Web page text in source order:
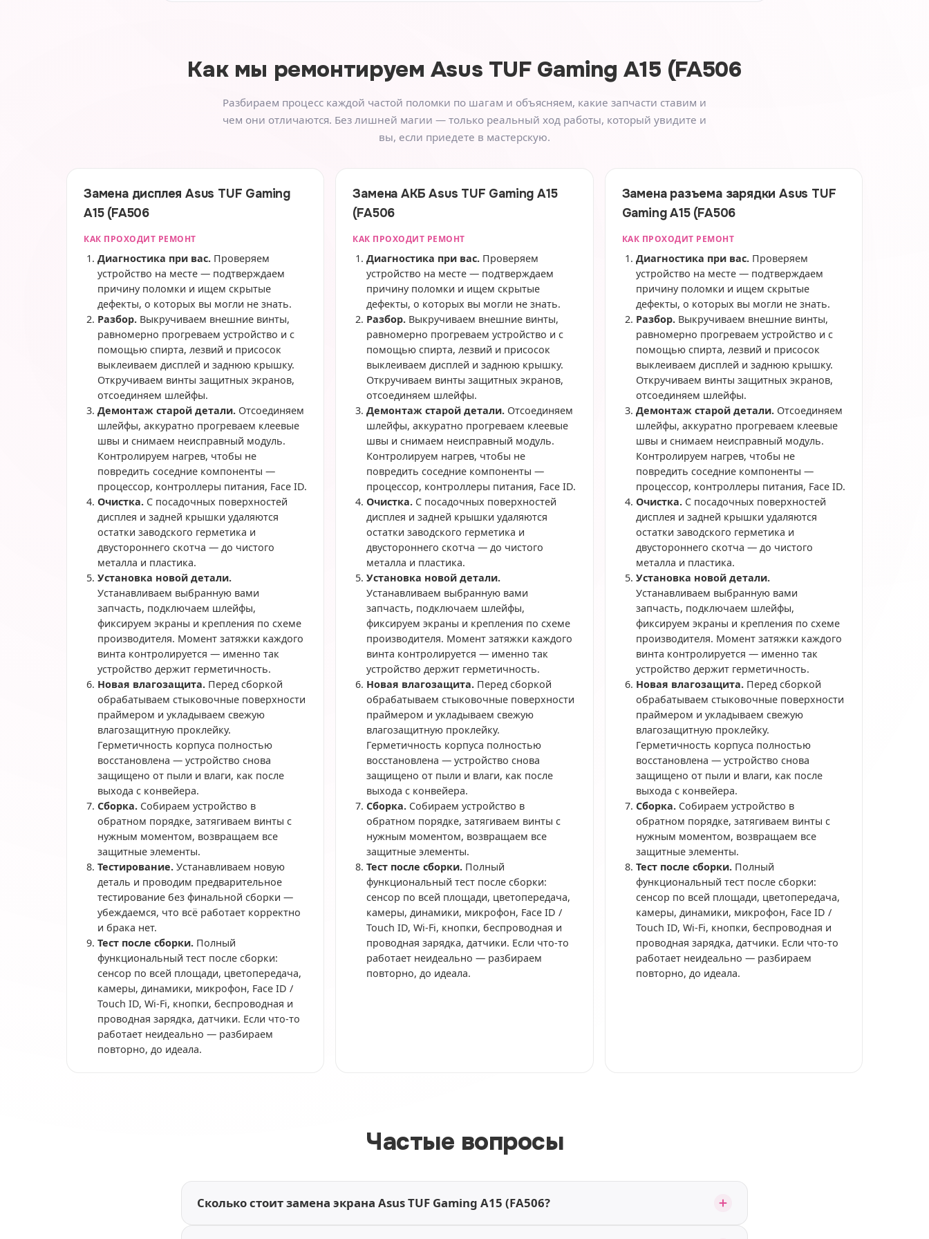
Как мы ремонтируем Asus TUF Gaming A15 (FA506
Разбираем процесс каждой частой поломки по шагам и объясняем, какие запчасти ставим и
чем они отличаются. Без лишней магии — только реальный ход работы, который увидите и
вы, если приедете в мастерскую.
Замена дисплея Asus TUF Gaming
A15 (FA506
КАК ПРОХОДИТ РЕМОНТ
Диагностика при вас. Проверяем
устройство на месте — подтверждаем
причину поломки и ищем скрытые
дефекты, о которых вы могли не знать.
Разбор. Выкручиваем внешние винты,
равномерно прогреваем устройство и с
помощью спирта, лезвий и присосок
выклеиваем дисплей и заднюю крышку.
Откручиваем винты защитных экранов,
отсоединяем шлейфы.
Демонтаж старой детали. Отсоединяем
шлейфы, аккуратно прогреваем клеевые
швы и снимаем неисправный модуль.
Контролируем нагрев, чтобы не
повредить соседние компоненты —
процессор, контроллеры питания, Face ID.
Очистка. С посадочных поверхностей
дисплея и задней крышки удаляются
остатки заводского герметика и
двустороннего скотча — до чистого
металла и пластика.
Установка новой детали.
Устанавливаем выбранную вами
запчасть, подключаем шлейфы,
фиксируем экраны и крепления по схеме
производителя. Момент затяжки каждого
винта контролируется — именно так
устройство держит герметичность.
Новая влагозащита. Перед сборкой
обрабатываем стыковочные поверхности
праймером и укладываем свежую
влагозащитную проклейку.
Герметичность корпуса полностью
восстановлена — устройство снова
защищено от пыли и влаги, как после
выхода с конвейера.
Сборка. Собираем устройство в
обратном порядке, затягиваем винты с
нужным моментом, возвращаем все
защитные элементы.
Тестирование. Устанавливаем новую
деталь и проводим предварительное
тестирование без финальной сборки —
убеждаемся, что всё работает корректно
и брака нет.
Тест после сборки. Полный
функциональный тест после сборки:
сенсор по всей площади, цветопередача,
камеры, динамики, микрофон, Face ID /
Touch ID, Wi-Fi, кнопки, беспроводная и
проводная зарядка, датчики. Если что-то
работает неидеально — разбираем
повторно, до идеала.
Замена АКБ Asus TUF Gaming A15
(FA506
КАК ПРОХОДИТ РЕМОНТ
Диагностика при вас. Проверяем
устройство на месте — подтверждаем
причину поломки и ищем скрытые
дефекты, о которых вы могли не знать.
Разбор. Выкручиваем внешние винты,
равномерно прогреваем устройство и с
помощью спирта, лезвий и присосок
выклеиваем дисплей и заднюю крышку.
Откручиваем винты защитных экранов,
отсоединяем шлейфы.
Демонтаж старой детали. Отсоединяем
шлейфы, аккуратно прогреваем клеевые
швы и снимаем неисправный модуль.
Контролируем нагрев, чтобы не
повредить соседние компоненты —
процессор, контроллеры питания, Face ID.
Очистка. С посадочных поверхностей
дисплея и задней крышки удаляются
остатки заводского герметика и
двустороннего скотча — до чистого
металла и пластика.
Установка новой детали.
Устанавливаем выбранную вами
запчасть, подключаем шлейфы,
фиксируем экраны и крепления по схеме
производителя. Момент затяжки каждого
винта контролируется — именно так
устройство держит герметичность.
Новая влагозащита. Перед сборкой
обрабатываем стыковочные поверхности
праймером и укладываем свежую
влагозащитную проклейку.
Герметичность корпуса полностью
восстановлена — устройство снова
защищено от пыли и влаги, как после
выхода с конвейера.
Сборка. Собираем устройство в
обратном порядке, затягиваем винты с
нужным моментом, возвращаем все
защитные элементы.
Тест после сборки. Полный
функциональный тест после сборки:
сенсор по всей площади, цветопередача,
камеры, динамики, микрофон, Face ID /
Touch ID, Wi-Fi, кнопки, беспроводная и
проводная зарядка, датчики. Если что-то
работает неидеально — разбираем
повторно, до идеала.
Замена разъема зарядки Asus TUF
Gaming A15 (FA506
КАК ПРОХОДИТ РЕМОНТ
Диагностика при вас.Проверяем
устройство на месте — подтверждаем
причину поломки и ищем скрытые
дефекты, о которых вы могли не знать.
Разбор.Выкручиваем внешние винты,
равномерно прогреваем устройство и с
помощью спирта, лезвий и присосок
выклеиваем дисплей и заднюю крышку.
Откручиваем винты защитных экранов,
отсоединяем шлейфы.
Демонтаж старой детали.Отсоединяем
шлейфы, аккуратно прогреваем клеевые
швы и снимаем неисправный модуль.
Контролируем нагрев, чтобы не
повредить соседние компоненты —
процессор, контроллеры питания, Face ID.
Очистка.С посадочных поверхностей
дисплея и задней крышки удаляются
остатки заводского герметика и
двустороннего скотча — до чистого
металла и пластика.
Установка новой детали.
Устанавливаем выбранную вами
запчасть, подключаем шлейфы,
фиксируем экраны и крепления по схеме
производителя. Момент затяжки каждого
винта контролируется — именно так
устройство держит герметичность.
Новая влагозащита.Перед сборкой
обрабатываем стыковочные поверхности
праймером и укладываем свежую
влагозащитную проклейку.
Герметичность корпуса полностью
восстановлена — устройство снова
защищено от пыли и влаги, как после
выхода с конвейера.
Сборка.Собираем устройство в
обратном порядке, затягиваем винты с
нужным моментом, возвращаем все
защитные элементы.
Тест после сборки.Полный
функциональный тест после сборки:
сенсор по всей площади, цветопередача,
камеры, динамики, микрофон, Face ID /
Touch ID, Wi-Fi, кнопки, беспроводная и
проводная зарядка, датчики. Если что-то
работает неидеально — разбираем
повторно, до идеала.
Частые вопросы
Сколько стоит замена экрана Asus TUF Gaming A15 (FA506?